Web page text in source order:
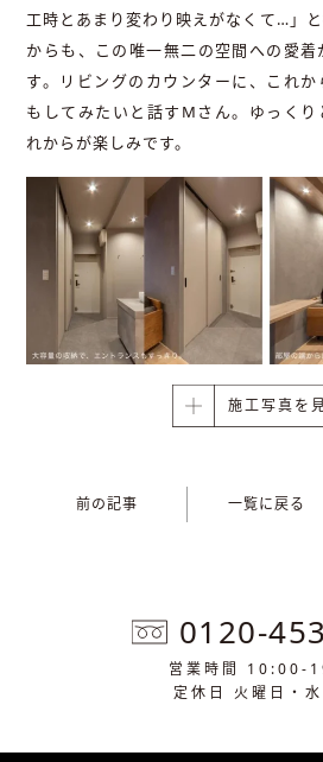
工時とあまり変わり映えがなくて…」
からも、この唯一無二の空間への愛
す。リビングのカウンターに、これ
もしてみたいと話すMさん。ゆっく
れからが楽しみです。
施工写真を
前の記事 一覧に戻る
0120-
営業時間 10:00-
定休日 火曜日・水